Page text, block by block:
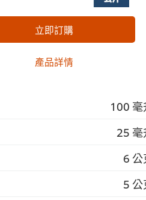
立即訂購
產品詳情
100 毫
25 毫
6 公
5 公